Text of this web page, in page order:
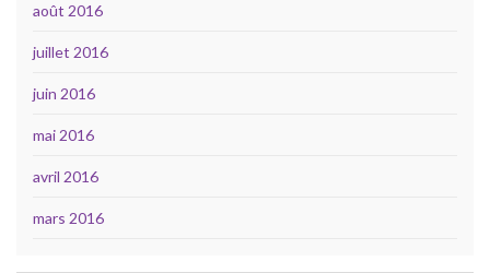
août 2016
juillet 2016
juin 2016
mai 2016
avril 2016
mars 2016